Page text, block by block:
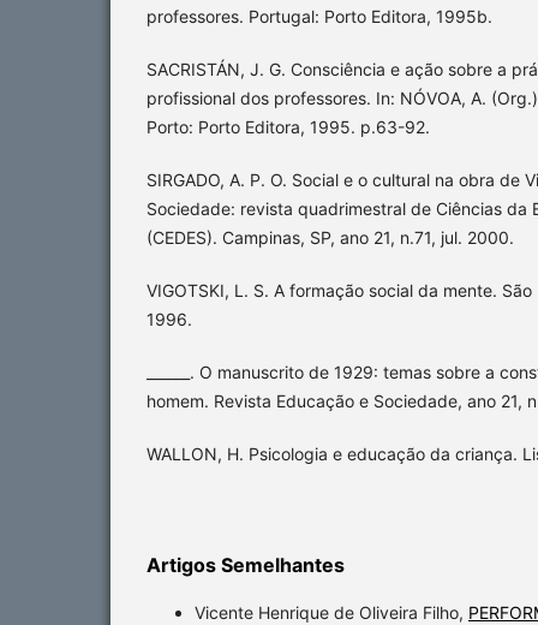
professores. Portugal: Porto Editora, 1995b.
SACRISTÁN, J. G. Consciência e ação sobre a
profissional dos professores. In: NÓVOA, A.
Porto: Porto Editora, 1995. p.63-92.
SIRGADO, A. P. O. Social e o cultural na obra de
Sociedade: revista quadrimestral de Ciências da
(CEDES). Campinas, SP, ano 21, n.71, jul. 2000.
VIGOTSKI, L. S. A formação social da mente.
1996.
______. O manuscrito de 1929: temas sobre a
homem. Revista Educação e Sociedade, ano 21,
WALLON, H. Psicologia e educação da criança.
Artigos Semelhantes
Vicente Henrique de Oliveira Filho,